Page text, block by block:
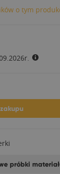
o tym
próbki